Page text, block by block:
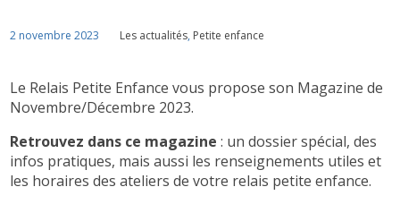
2 novembre 2023 Les actualités, Petite enfance
Le Relais Petite Enfance vous propose son Magazine de
Novembre/Décembre 2023.
Retrouvez dans ce magazine : un dossier spécial, des
infos pratiques, mais aussi les renseignements utiles et
les horaires des ateliers de votre relais petite enfance.